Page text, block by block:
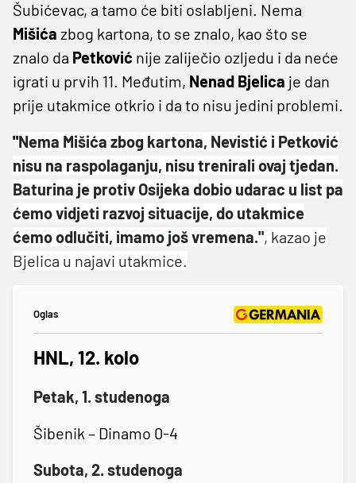
Šubićevac, a tamo će biti oslabljeni. Nema
Mišića zbog kartona, to se znalo, kao što se
znalo da Petković nije zaliječio ozljedu i da neće
igrati u prvih 11. Međutim, Nenad Bjelica je dan
prije utakmice otkrio i da to nisu jedini problemi.
"Nema Mišića zbog kartona, Nevistić i Petković
nisu na raspolaganju, nisu trenirali ovaj tjedan.
Baturina je protiv Osijeka dobio udarac u list pa
ćemo vidjeti razvoj situacije, do utakmice
ćemo odlučiti, imamo još vremena.", kazao je
Bjelica u najavi utakmice.
Oglas
HNL, 12. kolo
Petak, 1. studenoga
Šibenik – Dinamo 0-4
Subota, 2. studenoga